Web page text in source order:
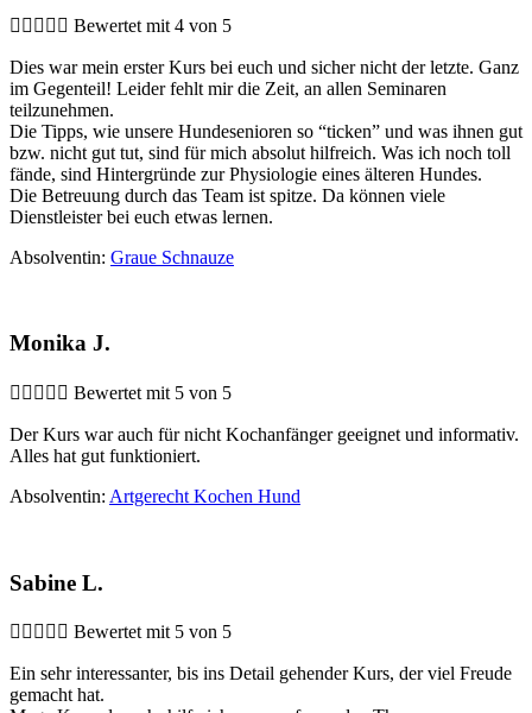
     Bewertet mit 4 von 5
Dies war mein erster Kurs bei euch und sicher nicht der letzte. Ganz
im Gegenteil! Leider fehlt mir die Zeit, an allen Seminaren
teilzunehmen.
Die Tipps, wie unsere Hundesenioren so “ticken” und was ihnen gut
bzw. nicht gut tut, sind für mich absolut hilfreich. Was ich noch toll
fände, sind Hintergründe zur Physiologie eines älteren Hundes.
Die Betreuung durch das Team ist spitze. Da können viele
Dienstleister bei euch etwas lernen.
Absolventin: Graue Schnauze
Monika J.
     Bewertet mit 5 von 5
Der Kurs war auch für nicht Kochanfänger geeignet und informativ.
Alles hat gut funktioniert.
Absolventin: Artgerecht Kochen Hund
Sabine L.
     Bewertet mit 5 von 5
Ein sehr interessanter, bis ins Detail gehender Kurs, der viel Freude
gemacht hat.